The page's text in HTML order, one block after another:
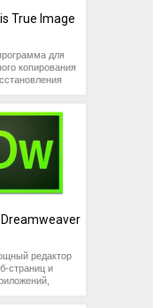
True Image
для
копирования
резервные
операционной
приложений,
сбоев.
редактор
страниц и